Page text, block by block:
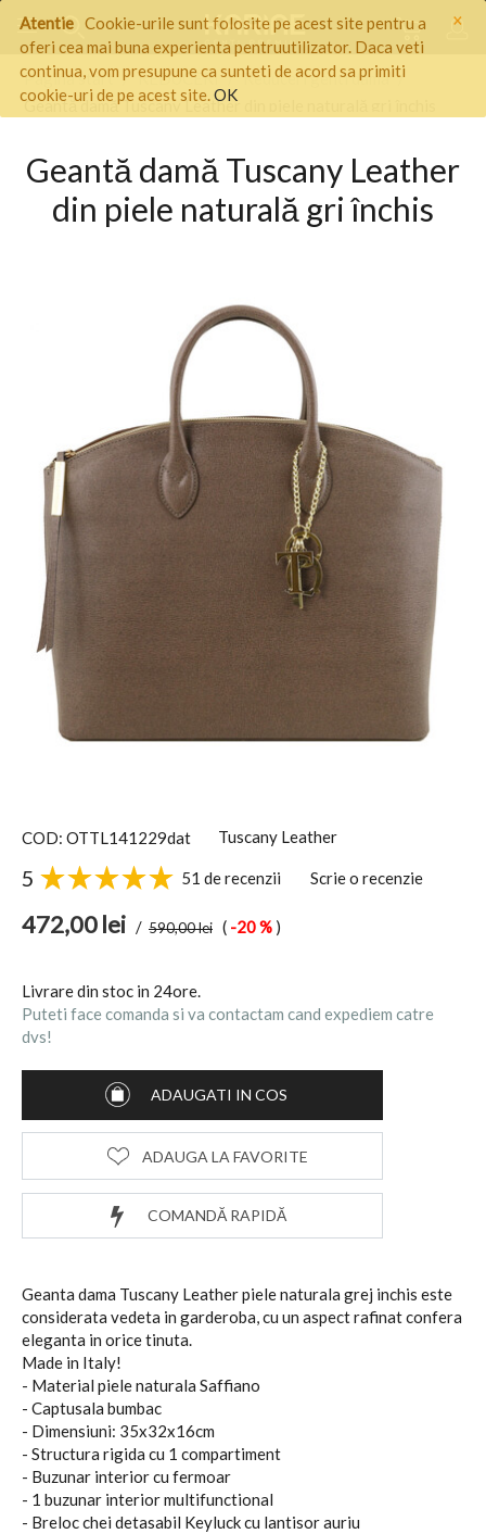
×
Atentie Cookie-urile sunt folosite pe acest site pentru a
oferi cea mai buna experienta pentruutilizator. Daca veti
continua, vom presupune ca sunteti de acord sa primiti
cookie-uri de pe acest site.OK
Pagina start / REDUCERI / Reduceri genti dama /
Geantă damă Tuscany Leather din piele naturală gri închis
Geantă damă Tuscany Leather
din piele naturală gri închis
COD: OTTL141229dat Tuscany Leather
5 51 de recenzii Scrie o recenzie
472,00lei / 590,00lei ( -20 % )
Livrare din stoc in 24ore.
Puteti face comanda si va contactam cand expediem catre
dvs!
ADAUGATI IN COS
COMANDĂ RAPIDĂ
ADAUGA LA FAVORITE
Geanta dama Tuscany Leather piele naturala grej inchis este
considerata vedeta in garderoba, cu un aspect rafinat confera
eleganta in orice tinuta.
Made in Italy!
- Material piele naturala Saffiano
- Captusala bumbac
- Dimensiuni: 35x32x16cm
- Structura rigida cu 1 compartiment
- Buzunar interior cu fermoar
- 1 buzunar interior multifunctional
- Breloc chei detasabil Keyluck cu lantisor auriu